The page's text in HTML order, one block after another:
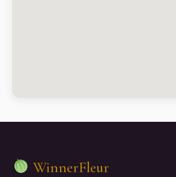
WinnerFleur